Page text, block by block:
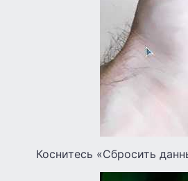
Коснитесь «Сбросить